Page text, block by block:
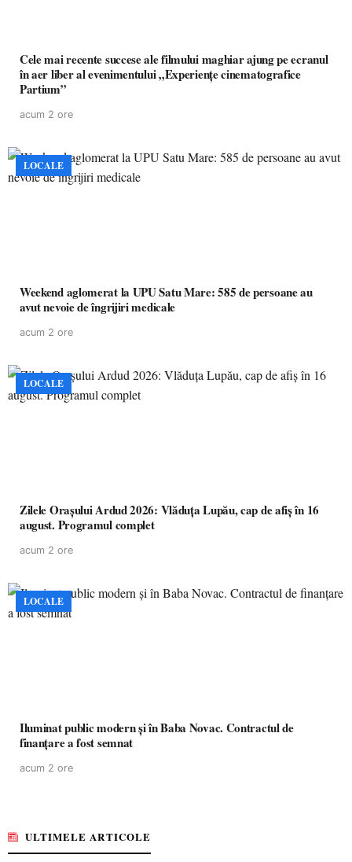
Cele mai recente succese ale filmului maghiar ajung pe ecranul
în aer liber al evenimentului „Experiențe cinematografice
Partium”
acum 2 ore
LOCALE
Weekend aglomerat la UPU Satu Mare: 585 de persoane au
avut nevoie de îngrijiri medicale
acum 2 ore
LOCALE
Zilele Orașului Ardud 2026: Vlăduța Lupău, cap de afiș în 16
august. Programul complet
acum 2 ore
LOCALE
Iluminat public modern și în Baba Novac. Contractul de
finanțare a fost semnat
acum 2 ore
ULTIMELE ARTICOLE